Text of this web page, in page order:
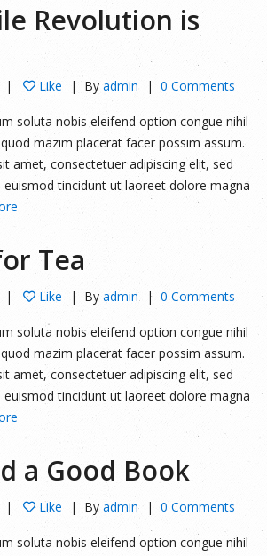
Revolution is
Like By admin 0 Comments
soluta nobis eleifend option congue nihil
mazim placerat facer possim assum.
amet, consectetuer adipiscing elit, sed
tincidunt ut laoreet dolore magna
Tea
Like By admin 0 Comments
soluta nobis eleifend option congue nihil
mazim placerat facer possim assum.
amet, consectetuer adipiscing elit, sed
tincidunt ut laoreet dolore magna
a Good Book
Like By admin 0 Comments
soluta nobis eleifend option congue nihil